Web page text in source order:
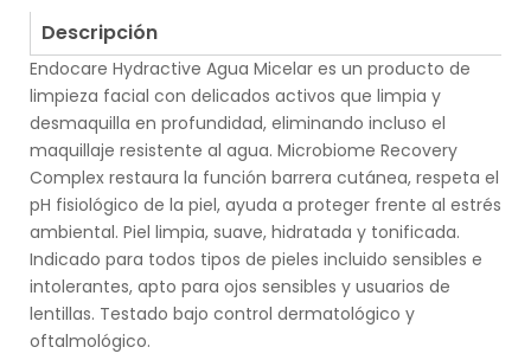
Descripción
Endocare Hydractive Agua Micelar es un producto de
limpieza facial con delicados activos que limpia y
desmaquilla en profundidad, eliminando incluso el
maquillaje resistente al agua. Microbiome Recovery
Complex restaura la función barrera cutánea, respeta el
pH fisiológico de la piel, ayuda a proteger frente al estrés
ambiental. Piel limpia, suave, hidratada y tonificada.
Indicado para todos tipos de pieles incluido sensibles e
intolerantes, apto para ojos sensibles y usuarios de
lentillas. Testado bajo control dermatológico y
oftalmológico.